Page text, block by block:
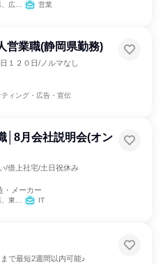
岡県 営業
営業職(静岡県勤務)
１２０日/ノルマなし
ィング・広告・宣伝
│8月会社説明会(オン
/借上社宅/土日祝休み
・メーカー
庫県、山口県 IT
で最短2週間以内可能♪